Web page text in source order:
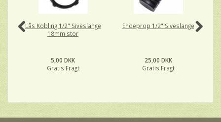
Lås Kobling 1/2" Siveslange
18mm stor
5,00 DKK
Gratis Fragt
Endeprop 1/2" Siveslange
25,00 DKK
Gratis Fragt